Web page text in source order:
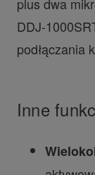
DDJ-
podłączania
Inne